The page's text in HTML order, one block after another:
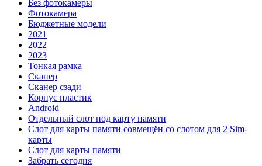
Без фотокамеры
Фотокамера
Бюджетные модели
2021
2022
2023
Тонкая рамка
Сканер
Сканер сзади
Корпус пластик
Android
Отдельный слот под карту памяти
Слот для карты памяти совмещён со слотом для 2 Sim-
карты
Слот для карты памяти
Забрать сегодня